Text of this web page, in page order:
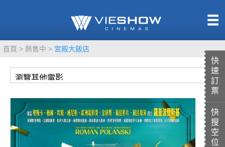
快
速
訂
票
快
搜
空
位
首頁 熱售中 宮殿大飯店
TITAN SCREEN
MUCROWN
影城餐飲
UNICORN